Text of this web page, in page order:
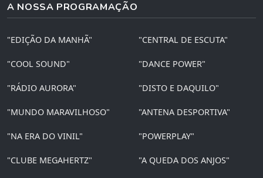
A NOSSA PROGRAMAÇÃO
"EDIÇÃO DA MANHÃ" "CENTRAL DE ESCUTA"
"COOL SOUND" "DANCE POWER"
"RÁDIO AURORA" "DISTO E DAQUILO"
"MUNDO MARAVILHOSO" "ANTENA DESPORTIVA"
"NA ERA DO VINIL" "POWERPLAY"
"CLUBE MEGAHERTZ" "A QUEDA DOS ANJOS"